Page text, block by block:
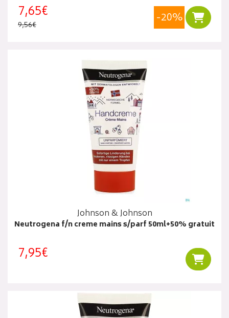
7,65€
9,56€ -20%
Johnson & Johnson
Neutrogena f/n creme mains s/parf 50ml+50% gratuit
7,95€